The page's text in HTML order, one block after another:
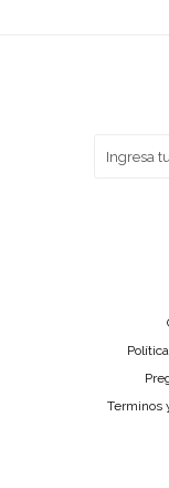
Terminos